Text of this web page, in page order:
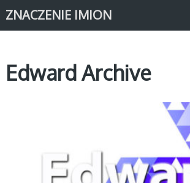
ZNACZENIE IMION
Edward Archive